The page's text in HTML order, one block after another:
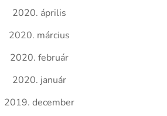
2020. április
2020. március
2020. február
2020. január
2019. december